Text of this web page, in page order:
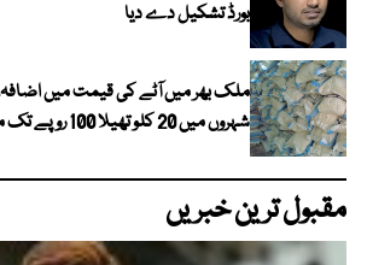
بورڈ تشکیل دے دیا
ملک بھر میں آٹے کی قیمت میں
شہروں میں 20 کلو تھیلا 100 روپے تک مہنگا
مقبول ترین خبریں